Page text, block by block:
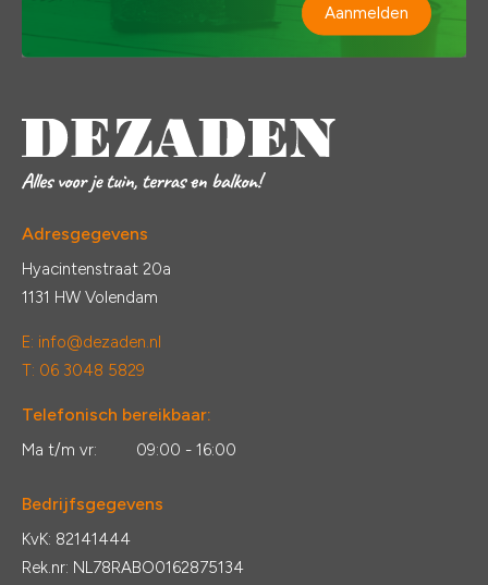
Aanmelden
Adresgegevens
Hyacintenstraat 20a
1131 HW Volendam
E: info@dezaden.nl
T: 06 3048 5829
Telefonisch bereikbaar:
Ma t/m vr: 09:00 - 16:00
Bedrijfsgegevens
KvK: 82141444
Rek.nr: NL78RABO0162875134